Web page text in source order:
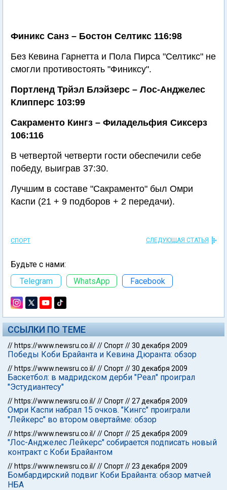
Финикс Санз – Бостон Селтикс 116:98
Без Кевина Гарнетта и Пола Пирса "Селтикс" не
смогли противостоять "Финиксу".
Портленд Трйэл Блэйзерс – Лос-Анджелес
Клипперс 103:99
Сакраменто Кингз – Филадельфия Сиксерз
106:116
В четвертой четверти гости обеспечили себе
победу, выиграв 37:30.
Лучшим в составе "Сакраменто" был Омри
Каспи (21 + 9 подборов + 2 передачи).
СПОРТ СЛЕДУЮЩАЯ СТАТЬЯ
Будьте с нами:
Telegram
WhatsApp Facebook
ССЫЛКИ ПО ТЕМЕ
// https://www.newsru.co.il///Спорт//30 декабря 2009
Победы Коби Брайанта и Кевина Дюранта: обзор
// https://www.newsru.co.il///Спорт//30 декабря 2009
Баскетбол: в мадридском дерби "Реал" проиграл
"Эстудиантесу"
// https://www.newsru.co.il///Спорт//27 декабря 2009
Омри Каспи набрал 15 очков. "Кингс" проиграли
"Лейкерс" во втором овертайме: обзор
// https://www.newsru.co.il///Спорт//25 декабря 2009
"Лос-Анджелес Лейкерс" собирается подписать новый
контракт с Коби Брайантом
// https://www.newsru.co.il///Спорт//23 декабря 2009
Бомбардирский подвиг Коби Брайанта: обзор матчей
НБА